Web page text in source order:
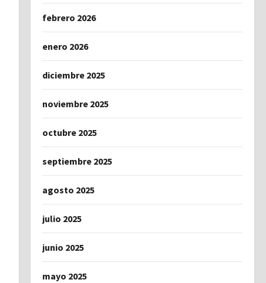
febrero 2026
enero 2026
diciembre 2025
noviembre 2025
octubre 2025
septiembre 2025
agosto 2025
julio 2025
junio 2025
mayo 2025